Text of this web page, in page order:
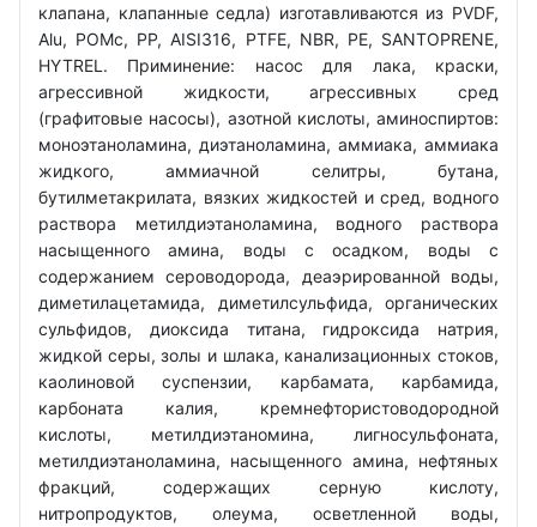
клапана, клапанные седла) изготавливаются из PVDF,
Alu, POMc, PP, AISI316, PTFE, NBR, PE, SANTOPRENE,
HYTREL. Приминение: насос для лака, краски,
агрессивной жидкости, агрессивных сред
(графитовые насосы), азотной кислоты, аминоспиртов:
моноэтаноламина, диэтаноламина, аммиака, аммиака
жидкого, аммиачной селитры, бутана,
бутилметакрилата, вязких жидкостей и сред, водного
раствора метилдиэтаноламина, водного раствора
насыщенного амина, воды с осадком, воды с
содержанием сероводорода, деаэрированной воды,
диметилацетамида, диметилсульфида, органических
сульфидов, диоксида титана, гидроксида натрия,
жидкой серы, золы и шлака, канализационных стоков,
каолиновой суспензии, карбамата, карбамида,
карбоната калия, кремнефтористоводородной
кислоты, метилдиэтаномина, лигносульфоната,
метилдиэтаноламина, насыщенного амина, нефтяных
фракций, содержащих серную кислоту,
нитропродуктов, олеума, осветленной воды,